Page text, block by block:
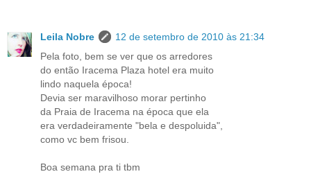
Leila Nobre
12 de setembro de 2010 às 21:34
Pela foto, bem se ver que os arredores
do então Iracema Plaza hotel era muito
lindo naquela época!
Devia ser maravilhoso morar pertinho
da Praia de Iracema na época que ela
era verdadeiramente "bela e despoluida",
como vc bem frisou.
Boa semana pra ti tbm